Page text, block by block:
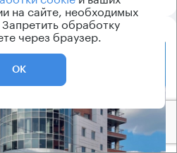
на сайте, необходимых
обработку
через браузер.
ОК